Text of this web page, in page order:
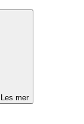
Les mer